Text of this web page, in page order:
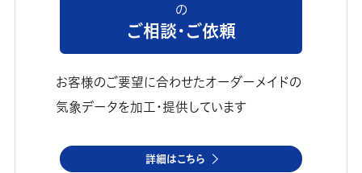
の
ご相談・ご依頼
お客様のご要望に合わせたオーダーメイドの
気象データを加工・提供しています
詳細はこちら